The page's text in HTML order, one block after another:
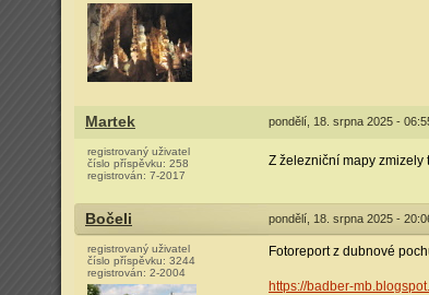
Martek pondělí, 18. srpna 2025 -
registrovaný uživatel
číslo příspěvku: 258
registrován: 7-2017
Z železniční mapy zmizely
Bočeli pondělí, 18. srpna 2025 -
registrovaný uživatel
číslo příspěvku: 3244
registrován: 2-2004
Fotoreport z dubnové
https://badber-